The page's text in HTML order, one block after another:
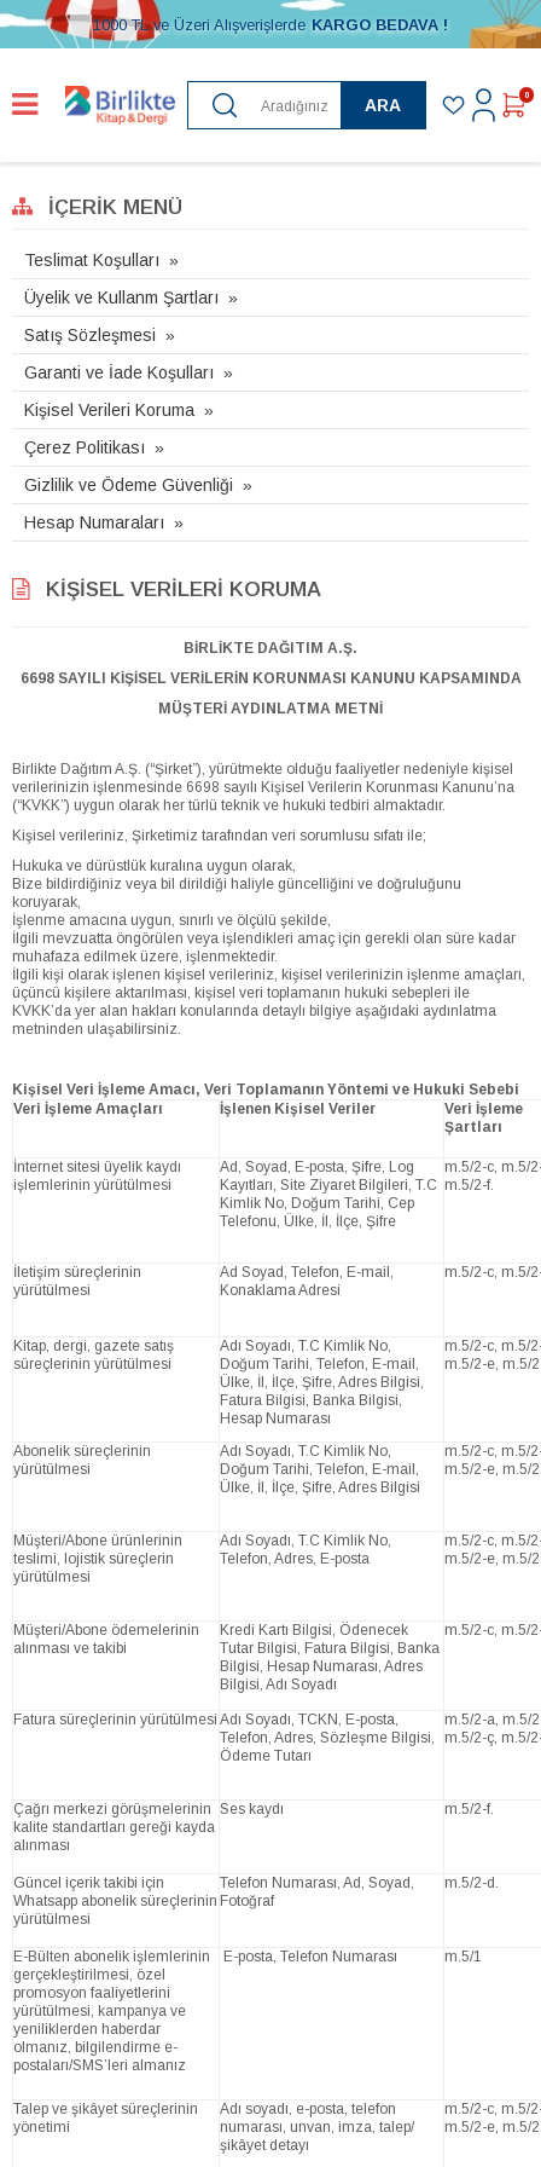
1000 TL ve Üzeri Alışverişlerde KARGO BEDAVA !
ARA
0
İÇERIK MENÜ
Teslimat Koşulları
Üyelik ve Kullanm Şartları
Satış Sözleşmesi
Garanti ve İade Koşulları
Kişisel Verileri Koruma
Çerez Politikası
Gizlilik ve Ödeme Güvenliği
Hesap Numaraları
KIŞISEL VERILERI KORUMA
BİRLİKTE DAĞITIM A.Ş.
6698 SAYILI KİŞİSEL VERİLERİN KORUNMASI KANUNU KAPSAMINDA
MÜŞTERİ AYDINLATMA METNİ
Birlikte Dağıtım A.Ş. (“Şirket”), yürütmekte olduğu faaliyetler nedeniyle kişisel
verilerinizin işlenmesinde 6698 sayılı Kişisel Verilerin Korunması Kanunu’na
(“KVKK”) uygun olarak her türlü teknik ve hukuki tedbiri almaktadır.
Kişisel verileriniz, Şirketimiz tarafından veri sorumlusu sıfatı ile;
Hukuka ve dürüstlük kuralına uygun olarak,
Bize bildirdiğiniz veya bil dirildiği haliyle güncelliğini ve doğruluğunu
koruyarak,
İşlenme amacına uygun, sınırlı ve ölçülü şekilde,
İlgili mevzuatta öngörülen veya işlendikleri amaç için gerekli olan süre kadar
muhafaza edilmek üzere, işlenmektedir.
İlgili kişi olarak işlenen kişisel verileriniz, kişisel verilerinizin işlenme amaçları,
üçüncü kişilere aktarılması, kişisel veri toplamanın hukuki sebepleri ile
KVKK’da yer alan hakları konularında detaylı bilgiye aşağıdaki aydınlatma
metninden ulaşabilirsiniz.
Kişisel Veri İşleme Amacı, Veri Toplamanın Yöntemi ve Hukuki Sebebi
Veri İşleme Amaçları
İşlenen Kişisel Veriler
Veri İşleme
Şartları
İnternet sitesi üyelik kaydı
işlemlerinin yürütülmesi
Ad, Soyad, E-posta, Şifre, Log
Kayıtları, Site Ziyaret Bilgileri, T.C
Kimlik No, Doğum Tarihi, Cep
Telefonu, Ülke, İl, İlçe, Şifre
m.5/2-c, m.5/
m.5/2-f.
İletişim süreçlerinin
yürütülmesi
Ad Soyad, Telefon, E-mail,
Konaklama Adresi
m.5/2-c, m.5/
Kitap, dergi, gazete satış
süreçlerinin yürütülmesi
Adı Soyadı, T.C Kimlik No,
Doğum Tarihi, Telefon, E-mail,
Ülke, İl, İlçe, Şifre, Adres Bilgisi,
Fatura Bilgisi, Banka Bilgisi,
Hesap Numarası
m.5/2-c, m.5/
m.5/2-e, m.5/
Abonelik süreçlerinin
yürütülmesi
Adı Soyadı, T.C Kimlik No,
Doğum Tarihi, Telefon, E-mail,
Ülke, İl, İlçe, Şifre, Adres Bilgisi
m.5/2-c, m.5/
m.5/2-e, m.5/
Müşteri/Abone ürünlerinin
teslimi, lojistik süreçlerin
yürütülmesi
Adı Soyadı, T.C Kimlik No,
Telefon, Adres, E-posta
m.5/2-c, m.5/
m.5/2-e, m.5/
Müşteri/Abone ödemelerinin
alınması ve takibi
Kredi Kartı Bilgisi, Ödenecek
Tutar Bilgisi, Fatura Bilgisi, Banka
Bilgisi, Hesap Numarası, Adres
Bilgisi, Adı Soyadı
m.5/2-c, m.5/
Fatura süreçlerinin yürütülmesi Adı Soyadı, TCKN, E-posta,
Telefon, Adres, Sözleşme Bilgisi,
Ödeme Tutarı
m.5/2-a, m.5/
m.5/2-ç, m.5/
Çağrı merkezi görüşmelerinin
kalite standartları gereği kayda
alınması
Ses kaydı m.5/2-f.
Güncel içerik takibi için
Whatsapp abonelik süreçlerinin
yürütülmesi
Telefon Numarası, Ad, Soyad,
Fotoğraf
m.5/2-d.
E-Bülten abonelik işlemlerinin
gerçekleştirilmesi, özel
promosyon faaliyetlerini
yürütülmesi, kampanya ve
yeniliklerden haberdar
olmanız, bilgilendirme e-
postaları/SMS’leri almanız
E-posta, Telefon Numarası m.5/1
Talep ve şikâyet süreçlerinin
yönetimi
Adı soyadı, e-posta, telefon
numarası, unvan, imza, talep/
şikâyet detayı
m.5/2-c, m.5/
m.5/2-e, m.5/